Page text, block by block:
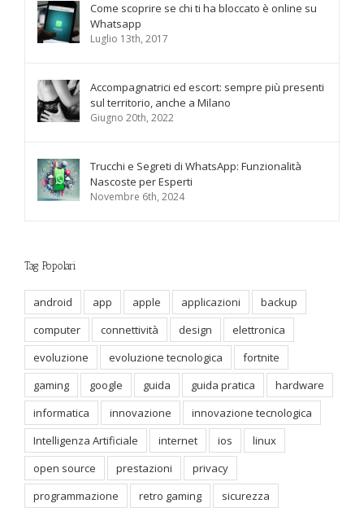
Come scoprire se chi ti ha bloccato è online su
Whatsapp
Luglio 13th, 2017
Accompagnatrici ed escort: sempre più presenti
sul territorio, anche a Milano
Giugno 20th, 2022
Trucchi e Segreti di WhatsApp: Funzionalità
Nascoste per Esperti
Novembre 6th, 2024
Tag Popolari
android app apple applicazioni
backup
computer
connettività design
elettronica
evoluzione
evoluzione tecnologica
fortnite
gaming
google guida guida pratica
hardware
informatica
innovazione
innovazione tecnologica
Intelligenza Artificiale
internet ios
linux
open source
prestazioni
privacy
programmazione
retro gaming
sicurezza